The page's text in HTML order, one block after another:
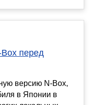
перед
версию N-Box,
в Японии в